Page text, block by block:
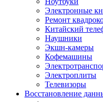
Электронные
Ремонт
Китайский
Наушники
Экшн-камеры
Кофемашины
Электроплиты
Телевизоры
Восстановление